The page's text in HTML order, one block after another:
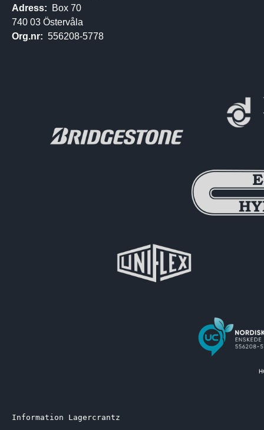
Information Lagercrantz
Adress:
Box 70
740 03 Östervåla
Org.nr: 556208-5778